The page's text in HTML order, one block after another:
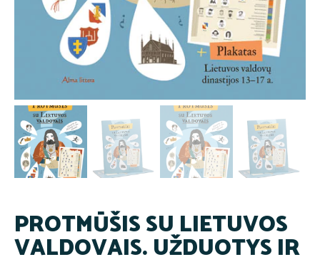
PROTMŪŠIS SU LIETUVOS
VALDOVAIS. UŽDUOTYS IR